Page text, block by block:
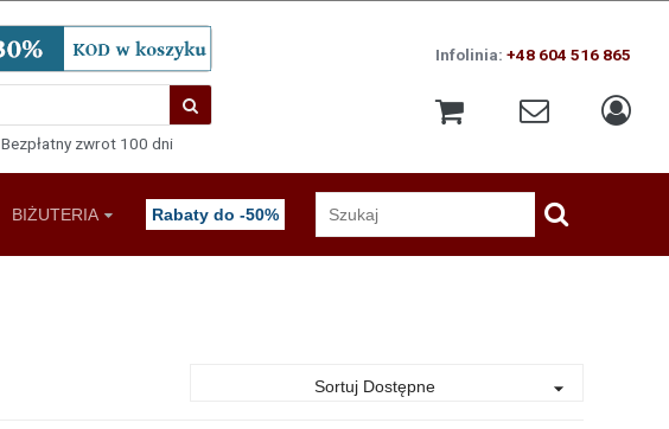
Bezpłatny zwrot 100 dni
Infolinia:+48 604 516 865
BIŻUTERIA Rabaty do -50%
Sortuj Dostępne 